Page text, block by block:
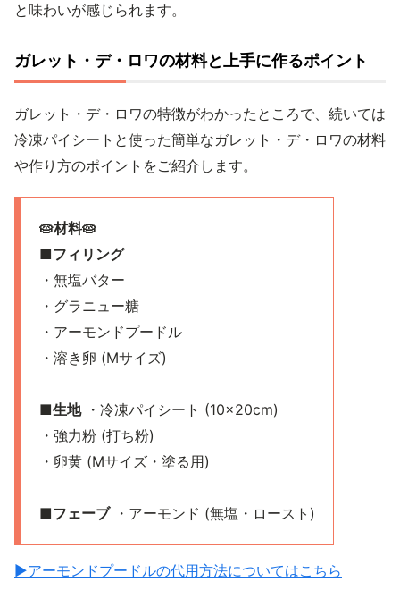
と味わいが感じられます。
ガレット・デ・ロワの材料と上手に作るポイント
ガレット・デ・ロワの特徴がわかったところで、続いては
冷凍パイシートと使った簡単なガレット・デ・ロワの材料
や作り方のポイントをご紹介します。
🥧材料🥧
■フィリング
・無塩バター
・グラニュー糖
・アーモンドプードル
・溶き卵 (Mサイズ)
■生地・冷凍パイシート (10×20cm)
・強力粉 (打ち粉)
・卵黄 (Mサイズ・塗る用)
■フェーブ・アーモンド (無塩・ロースト)
▶アーモンドプードルの代用方法についてはこちら